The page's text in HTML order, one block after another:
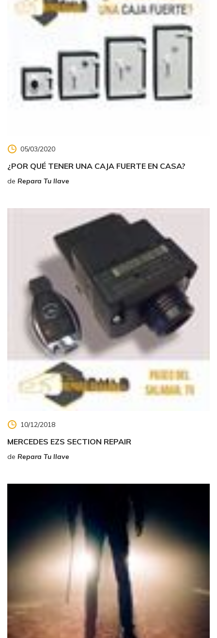
05/03/2020
¿POR QUÉ TENER UNA CAJA FUERTE EN CASA?
de Repara Tu llave
10/12/2018
MERCEDES EZS SECTION REPAIR
de Repara Tu llave